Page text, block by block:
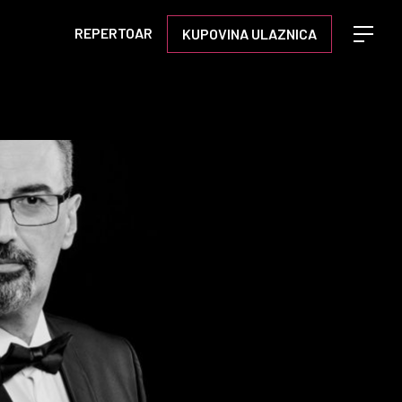
REPERTOAR KUPOVINA ULAZNICA
Open